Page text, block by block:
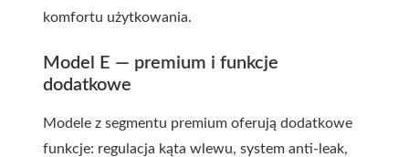
komfortu użytkowania.
Model E — premium i funkcje
dodatkowe
Modele z segmentu premium oferują dodatkowe
funkcje: regulacja kąta wlewu, system anti-leak,